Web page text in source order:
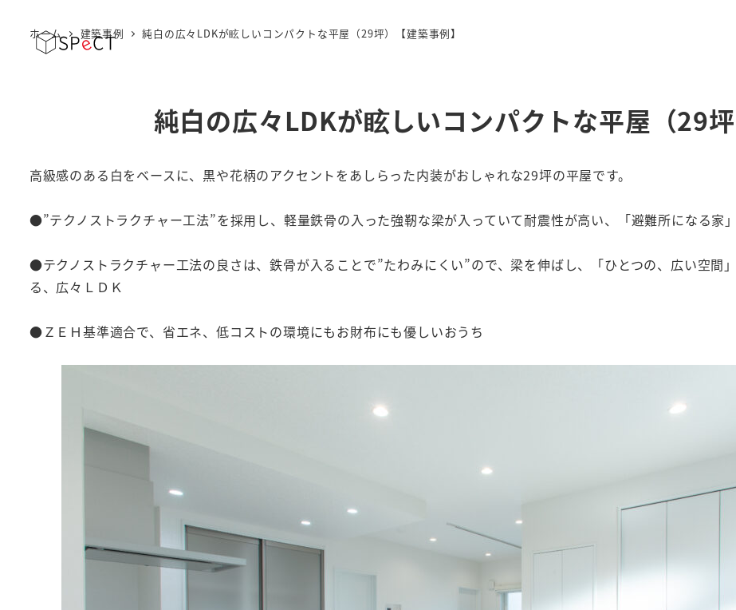
ホーム 建築事例 純白の広々LDKが眩しいコンパクトな平屋（29坪）【建築事例】
純白の広々LDKが眩しいコンパクトな平屋（29坪
高級感のある白をベースに、黒や花柄のアクセントをあしらった内装がおしゃれな29坪の平屋です。
●”テクノストラクチャー工法”を採用し、軽量鉄骨の入った強靭な梁が入っていて耐震性が高い、「避難所になる家」
●テクノストラクチャー工法の良さは、鉄骨が入ることで”たわみにくい”ので、梁を伸ばし、「ひとつの、広い空間
る、広々ＬＤＫ
●ＺＥＨ基準適合で、省エネ、低コストの環境にもお財布にも優しいおうち